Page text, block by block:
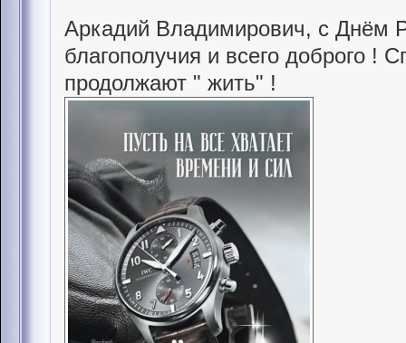
Аркадий Владимирович, с Днём
благополучия и всего доброго
продолжают " жить" !